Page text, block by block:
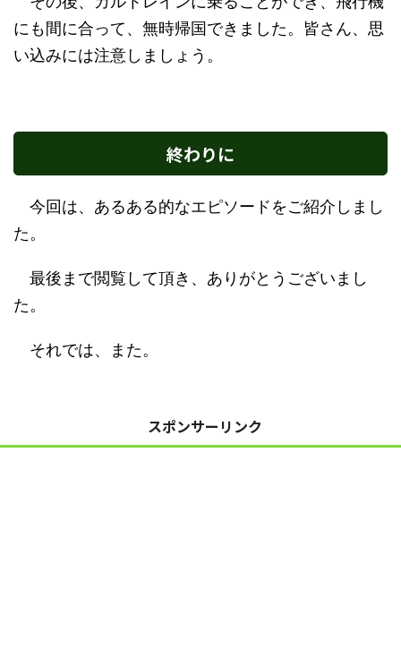
にも間に合って、無時帰国できました。皆さん、思
い込みには注意しましょう。
終わりに
今回は、あるある的なエピソードをご紹介しまし
た。
最後まで閲覧して頂き、ありがとうございまし
た。
それでは、また。
スポンサーリンク